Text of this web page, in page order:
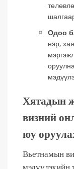
Одоо
нэр,
Хятадын
визний
юу
Вьетнамын